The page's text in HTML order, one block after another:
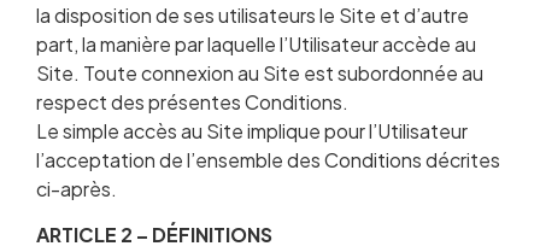
la disposition de ses utilisateurs le Site et d’autre
part, la manière par laquelle l’Utilisateur accède au
Site. Toute connexion au Site est subordonnée au
respect des présentes Conditions.
Le simple accès au Site implique pour l’Utilisateur
l’acceptation de l’ensemble des Conditions décrites
ci-après.
ARTICLE 2 – DÉFINITIONS